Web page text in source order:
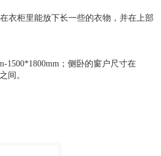
衣柜里能放下长一些的衣物，并在上部
1500*1800mm；侧卧的窗户尺寸在
间。